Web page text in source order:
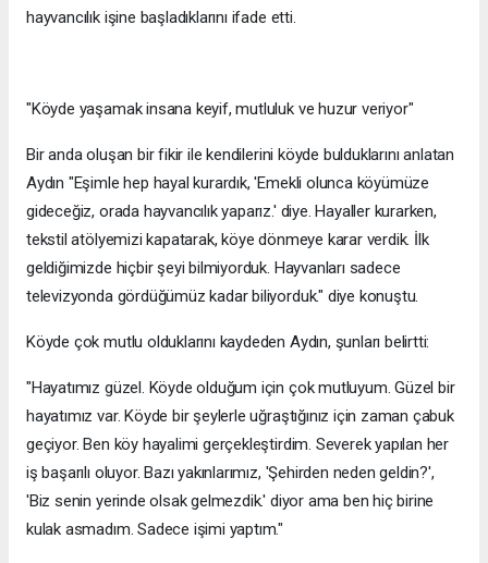
hayvancılık işine başladıklarını ifade etti.
"Köyde yaşamak insana keyif, mutluluk ve huzur veriyor"
Bir anda oluşan bir fikir ile kendilerini köyde bulduklarını anlatan
Aydın "Eşimle hep hayal kurardık, 'Emekli olunca köyümüze
gideceğiz, orada hayvancılık yaparız.' diye. Hayaller kurarken,
tekstil atölyemizi kapatarak, köye dönmeye karar verdik. İlk
geldiğimizde hiçbir şeyi bilmiyorduk. Hayvanları sadece
televizyonda gördüğümüz kadar biliyorduk." diye konuştu.
Köyde çok mutlu olduklarını kaydeden Aydın, şunları belirtti:
"Hayatımız güzel. Köyde olduğum için çok mutluyum. Güzel bir
hayatımız var. Köyde bir şeylerle uğraştığınız için zaman çabuk
geçiyor. Ben köy hayalimi gerçekleştirdim. Severek yapılan her
iş başarılı oluyor. Bazı yakınlarımız, 'Şehirden neden geldin?',
'Biz senin yerinde olsak gelmezdik.' diyor ama ben hiç birine
kulak asmadım. Sadece işimi yaptım."